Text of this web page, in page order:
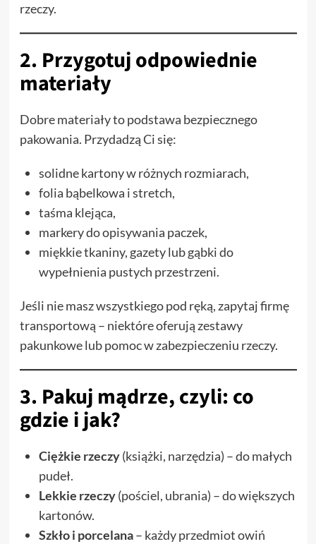
rzeczy.
2. Przygotuj odpowiednie
materiały
Dobre materiały to podstawa bezpiecznego
pakowania. Przydadzą Ci się:
solidne kartony w różnych rozmiarach,
folia bąbelkowa i stretch,
taśma klejąca,
markery do opisywania paczek,
miękkie tkaniny, gazety lub gąbki do
wypełnienia pustych przestrzeni.
Jeśli nie masz wszystkiego pod ręką, zapytaj firmę
transportową – niektóre oferują zestawy
pakunkowe lub pomoc w zabezpieczeniu rzeczy.
3. Pakuj mądrze, czyli: co
gdzie i jak?
Ciężkie rzeczy(książki, narzędzia) – do małych
pudeł.
Lekkie rzeczy(pościel, ubrania) – do większych
kartonów.
Szkło i porcelana– każdy przedmiot owiń